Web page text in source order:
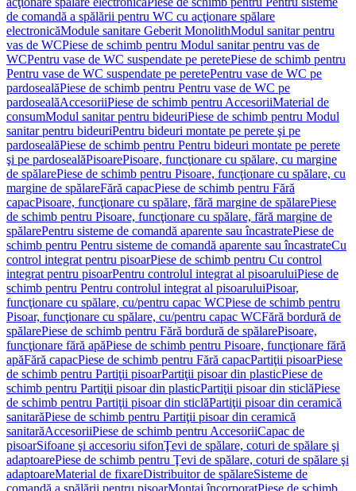
de comandă a spălării pentru WC cu acţionare spălare
electronicăModule sanitare Geberit MonolithModul sanitar pentru
vas de WCPiese de schimb pentru Modul sanitar pentru vas de
WCPentru vase de WC suspendate pe peretePiese de schimb pentru
Pentru vase de WC suspendate pe peretePentru vase de WC pe
pardosealăPiese de schimb pentru Pentru vase de WC pe
pardosealăAccesoriiPiese de schimb pentru AccesoriiMaterial de
consumModul sanitar pentru bideuriPiese de schimb pentru Modul
sanitar pentru bideuriPentru bideuri montate pe perete şi pe
pardosealăPiese de schimb pentru Pentru bideuri montate pe perete
şi pe pardosealăPisoarePisoare, funcţionare cu spălare, cu margine
de spălarePiese de schimb pentru Pisoare, funcţionare cu spălare, cu
margine de spălareFără capacPiese de schimb pentru Fără
capacPisoare, funcţionare cu spălare, fără margine de spălarePiese
de schimb pentru Pisoare, funcţionare cu spălare, fără margine de
spălarePentru sisteme de comandă aparente sau încastratePiese de
schimb pentru Pentru sisteme de comandă aparente sau încastrateCu
control integrat pentru pisoarPiese de schimb pentru Cu control
integrat pentru pisoarPentru controlul integrat al pisoaruluiPiese de
schimb pentru Pentru controlul integrat al pisoaruluiPisoar,
funcţionare cu spălare, cu/pentru capac WCPiese de schimb pentru
Pisoar, funcţionare cu spălare, cu/pentru capac WCFără bordură de
spălarePiese de schimb pentru Fără bordură de spălarePisoare,
funcţionare fără apăPiese de schimb pentru Pisoare, funcţionare fără
apăFără capacPiese de schimb pentru Fără capacPartiţii pisoarPiese
de schimb pentru Partiţii pisoarPartiţii pisoar din plasticPiese de
schimb pentru Partiţii pisoar din plasticPartiţii pisoar din sticlăPiese
de schimb pentru Partiţii pisoar din sticlăPartiţii pisoar din ceramică
sanitarăPiese de schimb pentru Partiţii pisoar din ceramică
sanitarăAccesoriiPiese de schimb pentru AccesoriiCapac de
pisoarSifoane şi accesoriu sifonŢevi de spălare, coturi de spălare şi
adaptoarePiese de schimb pentru Ţevi de spălare, coturi de spălare şi
adaptoareMaterial de fixareDistribuitor de spălareSisteme de
comandă a spălării pentru pisoarMontaj încorporatPiese de schimb